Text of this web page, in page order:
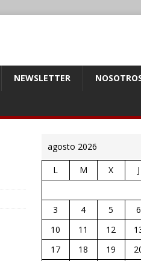
NEWSLETTER
agosto 2026
L M X J
3
4 5 6
10
11 12
17
18 19